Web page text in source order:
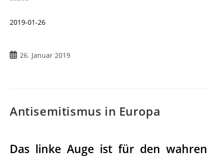
2019-01-26
26. Januar 2019
Antisemitismus in Europa
Das linke Auge ist für den wahren